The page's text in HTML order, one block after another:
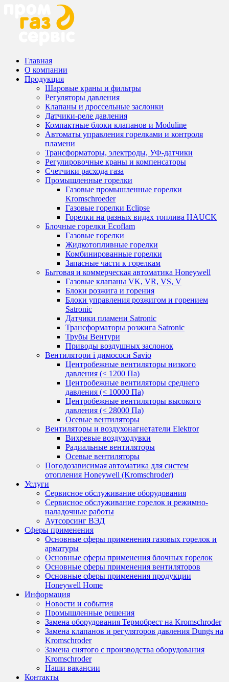
Главная
О компании
Продукция
Шаровые краны и фильтры
Регуляторы давления
Клапаны и дроссельные заслонки
Датчики-реле давления
Компактные блоки клапанов и Moduline
Автоматы управления горелками и контроля
пламени
Трансформаторы, электроды, УФ-датчики
Регулировочные краны и компенсаторы
Счетчики расхода газа
Промышленные горелки
Газовые промышленные горелки
Kromschroeder
Газовые горелки Eclipse
Горелки на разных видах топлива HAUCK
Блочные горелки Ecoflam
Газовые горелки
Жидкотопливные горелки
Комбинированные горелки
Запасные части к горелкам
Бытовая и коммерческая автоматика Honeywell
Газовые клапаны VK, VR, VS, V
Блоки розжига и горения
Блоки управления розжигом и горением
Satronic
Датчики пламени Satronic
Трансформаторы розжига Satronic
Трубы Вентури
Приводы воздушных заслонок
Вентилятори і димососи Savio
Центробежные вентиляторы низкого
давления (< 1200 Па)
Центробежные вентиляторы среднего
давления (< 10000 Па)
Центробежные вентиляторы высокого
давления (< 28000 Па)
Осевые вентиляторы
Вентиляторы и воздухонагнетатели Elektror
Вихревые воздуходувки
Радиальные вентиляторы
Осевые вентиляторы
Погодозависимая автоматика для систем
отопления Honeywell (Kromschroder)
Услуги
Сервисное обслуживание оборудования
Сервисное обслуживание горелок и режимно-
наладочные работы
Аутсорсинг ВЭД
Сферы применения
Основные сферы применения газовых горелок и
арматуры
Основные сферы применения блочных горелок
Основные сферы применения вентиляторов
Основные сферы применения продукции
Honeywell Home
Информация
Новости и события
Промышленные решения
Замена оборудования Термобрест на Kromschroder
Замена клапанов и регуляторов давления Dungs на
Kromschroder
Замена снятого с производства оборудования
Kromschroder
Наши вакансии
Контакты